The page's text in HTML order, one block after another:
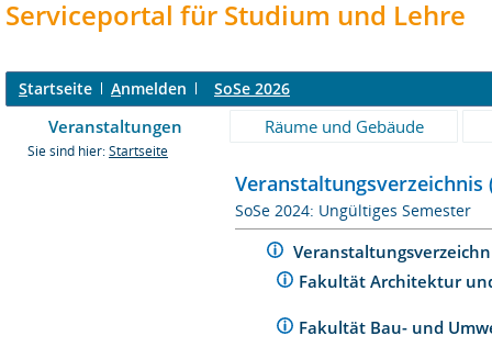
Serviceportal für Studium und Lehre
Startseite Anmelden SoSe 2026
Veranstaltungen Räume und Gebäude
Sie sind hier: Startseite
Veranstaltungsverzeichnis
SoSe 2024: Ungültiges Semester
Fakultät Architektur
Fakultät Bau- und